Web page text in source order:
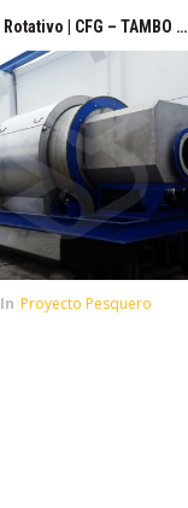
Filtro Rotativo | CFG – TAMBO DE MORA / Malla 0.3 mm
In Proyecto Pesquero